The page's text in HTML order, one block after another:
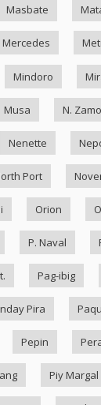
Masbate
Mercedes
Mindoro
Musa N.
Nenette
Port
Orion
P. Naval
Pag-ibig
Pira
Pepin
Piy Margal